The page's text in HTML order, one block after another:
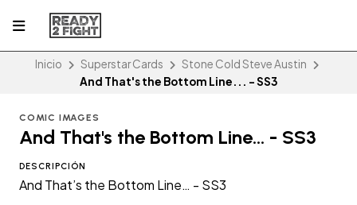
Inicio Superstar Cards
Stone Cold Steve Austin
And That's the Bottom Line... - SS3
COMIC IMAGES
And That's the Bottom Line... - SS3
DESCRIPCIÓN
And That’s the Bottom Line… - SS3